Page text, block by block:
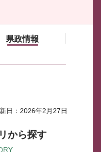
県政情報
日：2026年2月27日
から探す